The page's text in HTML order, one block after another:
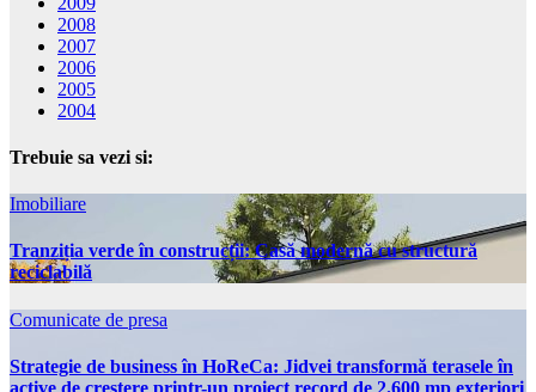
2008
2007
2006
2005
2004
Trebuie sa vezi si:
Imobiliare
Tranziția verde în construcții: Casă modernă cu structură
reciclabilă
Comunicate de presa
Strategie de business în HoReCa: Jidvei transformă terasele în
active de creștere printr-un proiect record de 2.600 mp exteriori